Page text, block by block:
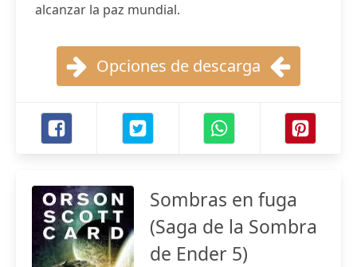
alcanzar la paz mundial.
Opciones de descarga
Sombras en fuga
(Saga de la Sombra
de Ender 5)